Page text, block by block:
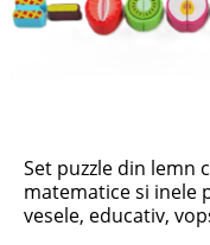
Set puzzle din lemn
matematice si inele
vesele, educativ,